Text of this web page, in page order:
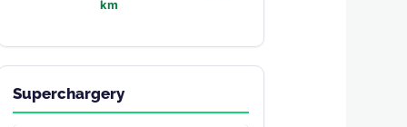
km
Superchargery